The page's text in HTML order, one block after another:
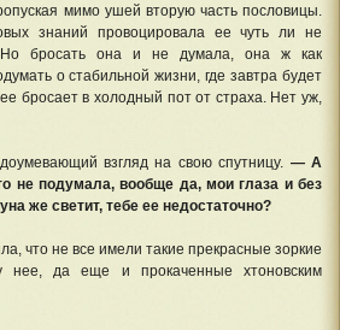
мимо ушей вторую часть пословицы.
знаний провоцировала ее чуть ли не
Но бросать она и не думала, она ж как
о стабильной жизни, где завтра будет
ее бросает в холодный пот от страха. Нет уж,
взгляд на свою спутницу. — А
не подумала, вообще да, мои глаза и без
же светит, тебе ее недостаточно?
что не все имели такие прекрасные зоркие
нее, да еще и прокаченные хтоновским